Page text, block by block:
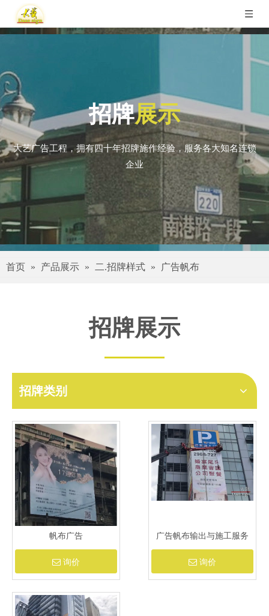
招牌展示
大艺广告工程，拥有四十年招牌施作经验，服务各大知名连锁
企业
首页 » 产品展示 » 二.招牌样式 » 广告帆布
招牌展示
招牌类别
帆布广告
询价
广告帆布输出与施工服务
询价